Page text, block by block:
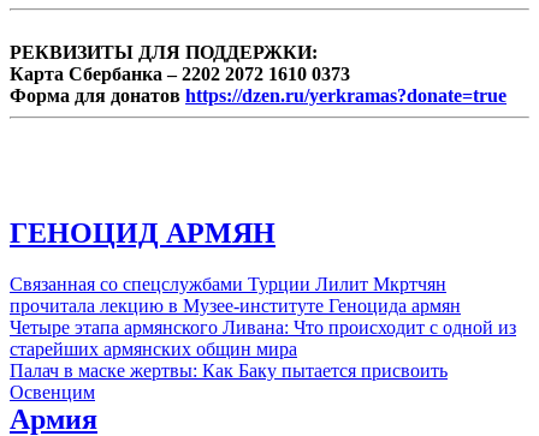
РЕКВИЗИТЫ ДЛЯ ПОДДЕРЖКИ:
Карта Сбербанка – 2202 2072 1610 0373
Форма для донатов https://dzen.ru/yerkramas?donate=true
ГЕНОЦИД АРМЯН
Связанная со спецслужбами Турции Лилит Мкртчян
прочитала лекцию в Музее-институте Геноцида армян
Четыре этапа армянского Ливана: Что происходит с одной из
старейших армянских общин мира
Палач в маске жертвы: Как Баку пытается присвоить
Освенцим
Армия